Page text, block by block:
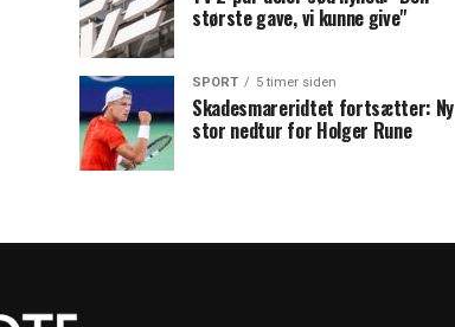
største gave, vi kunne give"
SPORT 5 timer siden
Skadesmareridtet fortsætter: Ny
stor nedtur for Holger Rune